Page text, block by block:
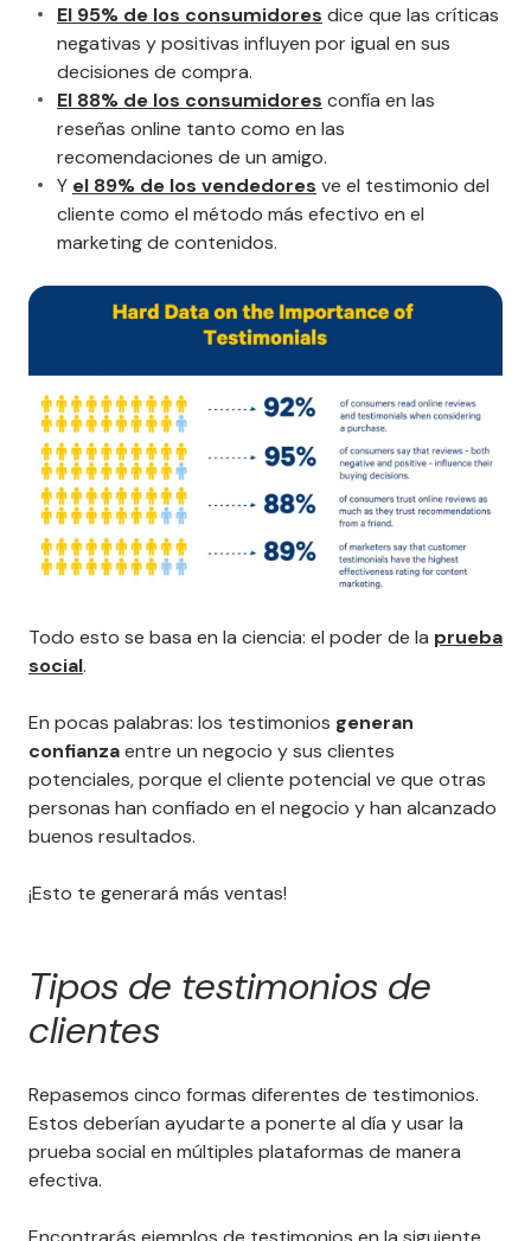
El 95% de los consumidores dice que las críticas
negativas y positivas influyen por igual en sus
decisiones de compra.
El 88% de los consumidores confía en las
reseñas online tanto como en las
recomendaciones de un amigo.
Y el 89% de los vendedores ve el testimonio del
cliente como el método más efectivo en el
marketing de contenidos.
Todo esto se basa en la ciencia: el poder de la prueba
social.
En pocas palabras: los testimonios generan
confianzaentre un negocio y sus clientes
potenciales, porque el cliente potencial ve que otras
personas han confiado en el negocio y han alcanzado
buenos resultados.
¡Esto te generará más ventas!
Tipos de testimonios de
clientes
Repasemos cinco formas diferentes de testimonios.
Estos deberían ayudarte a ponerte al día y usar la
prueba social en múltiples plataformas de manera
efectiva.